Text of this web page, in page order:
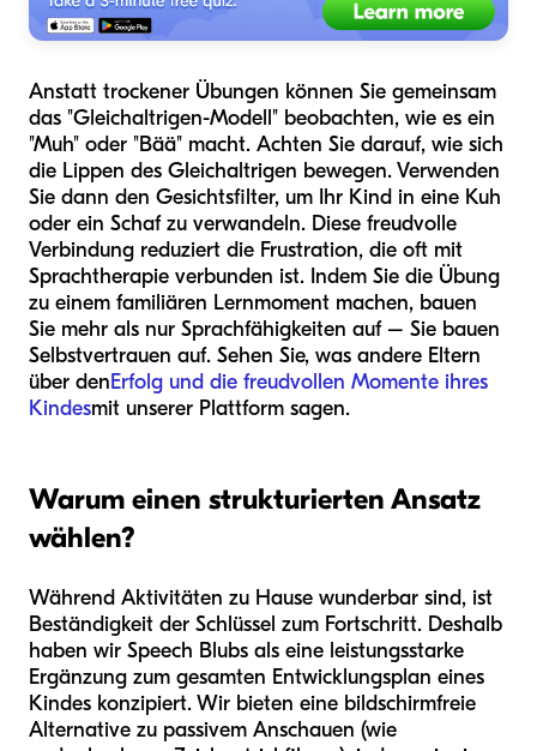
Anstatt trockener Übungen können Sie gemeinsam
das "Gleichaltrigen-Modell" beobachten, wie es ein
"Muh" oder "Bää" macht. Achten Sie darauf, wie sich
die Lippen des Gleichaltrigen bewegen. Verwenden
Sie dann den Gesichtsfilter, um Ihr Kind in eine Kuh
oder ein Schaf zu verwandeln. Diese freudvolle
Verbindung reduziert die Frustration, die oft mit
Sprachtherapie verbunden ist. Indem Sie die Übung
zu einem familiären Lernmoment machen, bauen
Sie mehr als nur Sprachfähigkeiten auf – Sie bauen
Selbstvertrauen auf. Sehen Sie, was andere Eltern
über denErfolg und die freudvollen Momente ihres
Kindesmit unserer Plattform sagen.
Warum einen strukturierten Ansatz
wählen?
Während Aktivitäten zu Hause wunderbar sind, ist
Beständigkeit der Schlüssel zum Fortschritt. Deshalb
haben wir Speech Blubs als eine leistungsstarke
Ergänzung zum gesamten Entwicklungsplan eines
Kindes konzipiert. Wir bieten eine bildschirmfreie
Alternative zu passivem Anschauen (wie